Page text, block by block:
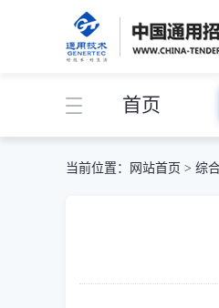
首页
当前位置： 网站首页 > 综